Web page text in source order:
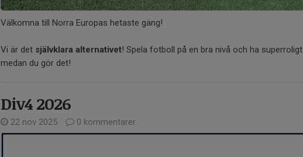
Välkomna till Norra Europas hetaste gäng!
Vi är det självklara alternativet! Spela fotboll på en bra nivå och ha superroligt
medan du gör det!
Div4 2026
22 nov 2025 0 kommentarer